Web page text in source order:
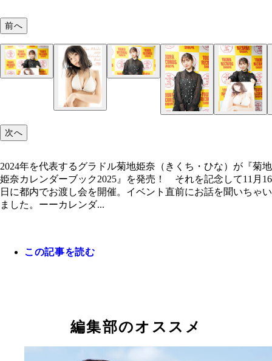
菊地姫奈
菊地姫奈
菊地姫奈
菊地姫奈
前へ
次へ
2024年を代表するグラドル菊地姫奈（きくち・ひな）が『菊地
姫奈カレンダーブック2025』を発売！ それを記念して11月16
日に都内でお渡し会を開催。イベント直前にお話を聞いちゃい
ました。ーーカレンダ...
この記事を読む
編集部のオススメ